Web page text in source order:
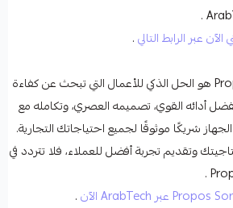
.
عبر الرابط التالي.
هو الحل الذكي للأعمال التي تبحث عن كفاءة
أدائه القوي، تصميمه العصري، وتكامله مع
شريكًا موثوقًا لجميع احتياجاتك التجارية.
وتقديم تجربة أفضل للعملاء، فلا تتردد في
.
.